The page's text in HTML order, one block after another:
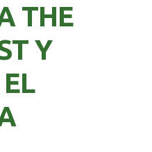
THE
Y